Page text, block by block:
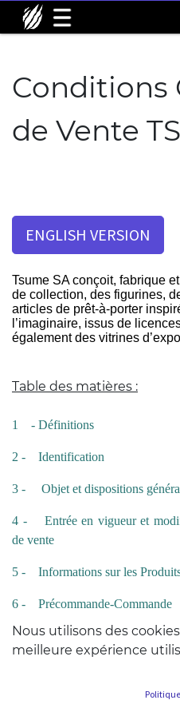
Conditions
de Vente
ENGLISH VERSION
Tsume SA conçoit, fabrique
de collection, des figurines,
articles de prêt-à-porter
l’imaginaire, issus de
également des vitrines
Table des matières :
1 - Définitions
2 - Identification
3 - Objet et dispositions
4 -
Entrée en vigueur et
de vente
5 - Informations sur les
6 - Précommande-Commande
7 - Prix
- Disponibilité des Produits
Nous utilisons des
meilleure expérience